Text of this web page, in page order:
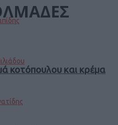
κοτόπουλου και κρέμα